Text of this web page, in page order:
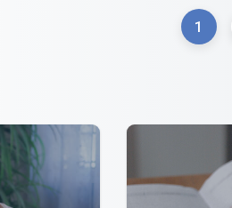
1